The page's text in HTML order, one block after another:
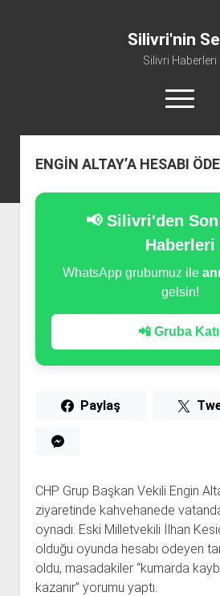
Silivri'nin
Silivri Haberleri
m
e
ü
ü
Gündem
Haber
Spor
Künye ve İletişim
ENGİN ALTAY’A HESABI
📢 Silivri'den
Haberleri
WhatsApp grubumuz ile
gelsin!
📲 Gruba Katıl
Paylaş
CHP Grup Başkan Vekili Engin
ziyaretinde kahvehanede
oynadı. Eski Milletvekili İlhan
olduğu oyunda hesabı ödeyen
oldu, masadakiler “kumarda
kazanır” yorumu yaptı.